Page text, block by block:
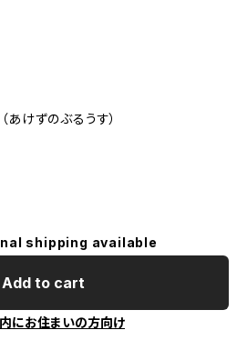
けずのぶるうす）
shipping available
Add to cart
にお住まいの方向け